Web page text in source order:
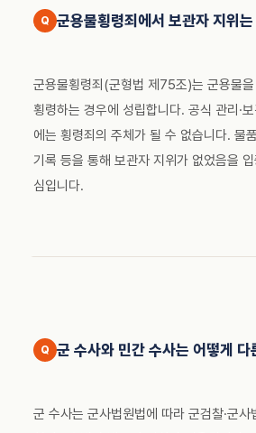
군용물횡령죄에서 보관자 지위
군용물횡령죄(군형법 제75조)는 군용물
횡령하는 경우에 성립합니다. 공식 관리·
에는 횡령죄의 주체가 될 수 없습니다. 물
기록 등을 통해 보관자 지위가 없었음을
심입니다.
군 수사와 민간 수사는 어떻게 다
군 수사는 군사법원법에 따라 군검찰·군